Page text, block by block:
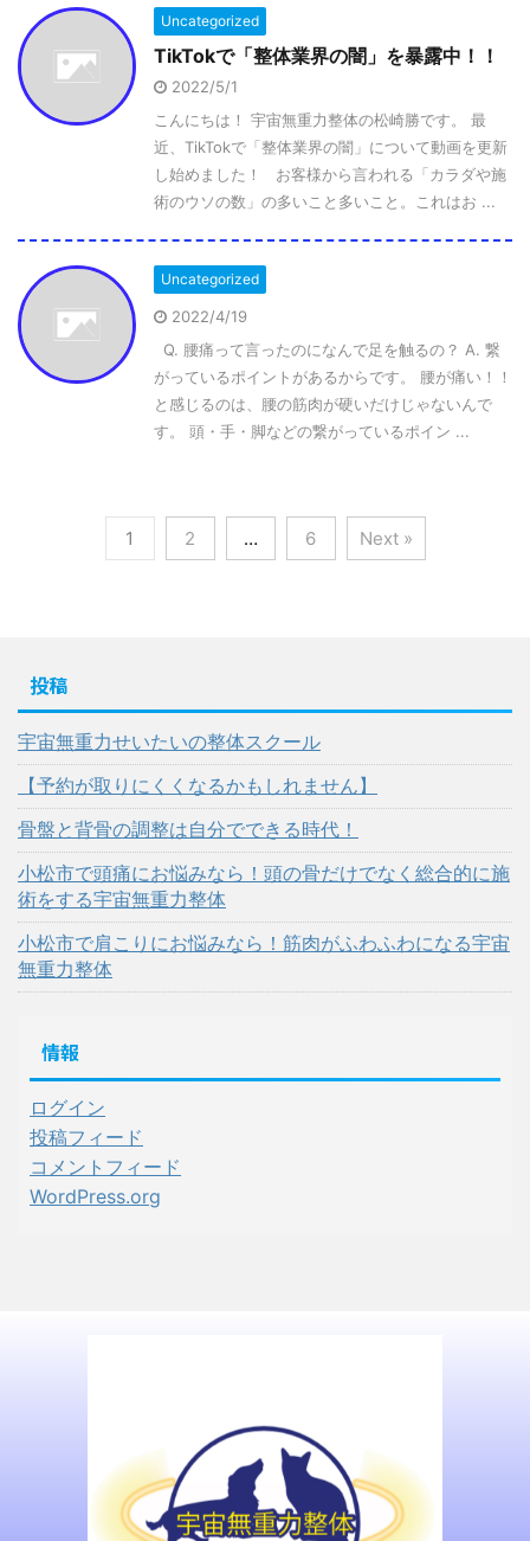
Uncategorized
TikTokで「整体業界の闇」を暴露中！！
2022/5/1
こんにちは！ 宇宙無重力整体の松崎勝です。 最
近、TikTokで「整体業界の闇」について動画を更新
し始めました！ お客様から言われる「カラダや施
術のウソの数」の多いこと多いこと。これはお ...
Uncategorized
2022/4/19
Q. 腰痛って言ったのになんで足を触るの？ A. 繋
がっているポイントがあるからです。 腰が痛い！！
と感じるのは、腰の筋肉が硬いだけじゃないんで
す。 頭・手・脚などの繋がっているポイン ...
1 2 … 6 Next »
投稿
宇宙無重力せいたいの整体スクール
【予約が取りにくくなるかもしれません】
骨盤と背骨の調整は自分でできる時代！
小松市で頭痛にお悩みなら！頭の骨だけでなく総合的に施
術をする宇宙無重力整体
小松市で肩こりにお悩みなら！筋肉がふわふわになる宇宙
無重力整体
情報
ログイン
投稿フィード
コメントフィード
WordPress.org